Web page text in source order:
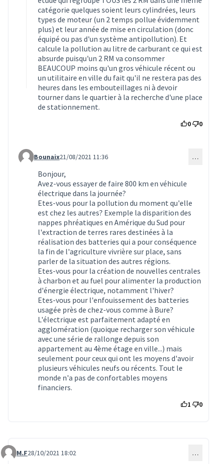
catégorie quelques soient leurs cylindrées, leurs
types de moteur (un 2 temps pollue évidemment
plus) et leur année de mise en circulation (donc
équipé ou pas d'un système antipollution). Et
calcule la pollution au litre de carburant ce qui est
absurde puisqu'un 2 RM va consommer
BEAUCOUP moins qu'un gros véhicule récent ou
un utilitaire en ville du fait qu'il ne restera pas des
heures dans les embouteillages ni à devoir
tourner dans le quartier à la recherche d'une place
de stationnement.
0 0
Commentaire 1764 (réponse au commentaire 1554)
Bounaix21/08/2021 11:36 …
Bonjour,
Avez-vous essayer de faire 800 km en véhicule
électrique dans la journée?
Etes-vous pour la pollution du moment qu'elle
est chez les autres? Exemple la disparition des
nappes phréatiques en Amérique du Sud pour
l'extraction de terres rares destinées à la
réalisation des batteries qui a pour conséquence
la fin de l'agriculture vivrière sur place, sans
parler de la situation des autres régions.
Etes-vous pour la création de nouvelles centrales
à charbon et au fuel pour alimenter la production
d'énergie électrique, notamment l'hiver?
Etes-vous pour l'enfouissement des batteries
usagée près de chez-vous comme à Bure?
L'électrique est parfaitement adapté en
agglomération (quoique recharger son véhicule
avec une série de rallonge depuis son
appartement au 4ème étage en ville...) mais
seulement pour ceux qui ont les moyens d'avoir
plusieurs véhicules neufs ou récents. Tout le
monde n'a pas de confortables moyens
financiers.
1 0
Commentaire 1835
M.F28/10/2021 18:02 …